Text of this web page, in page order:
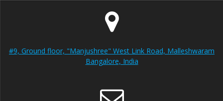
#9, Ground floor, "Manjushree" West Link Road, Malleshwaram
Bangalore, India